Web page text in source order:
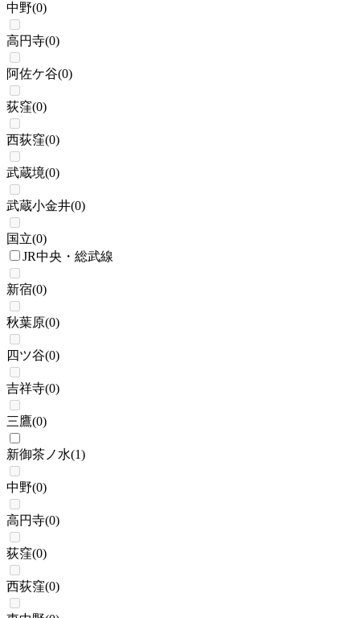
中野(0)
高円寺(0)
阿佐ケ谷(0)
荻窪(0)
西荻窪(0)
武蔵境(0)
武蔵小金井(0)
国立(0)
JR中央・総武線
新宿(0)
秋葉原(0)
四ツ谷(0)
吉祥寺(0)
三鷹(0)
新御茶ノ水(1)
中野(0)
高円寺(0)
荻窪(0)
西荻窪(0)